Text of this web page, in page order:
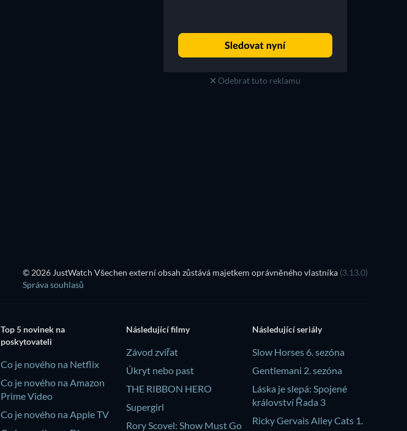
Odebrat tuto reklamu
© 2026 JustWatch Všechen externí obsah zůstává majetkem oprávněného vlastníka (3.13.0)
Správa souhlasů
Top 5 novinek na
poskytovateli
Co je nového na Netflix
Co je nového na Amazon
Prime Video
Co je nového na Apple TV
Následující filmy
Závod zvířat
Úkryt nebo past
THE RIBBON HERO
Supergirl
Rory Scovel: Show Must Go
Následující seriály
Slow Horses 6. sezóna
Gentlemani 2. sezóna
Láska je slepá: Spojené
království Řada 3
Ricky Gervais Alley Cats 1.